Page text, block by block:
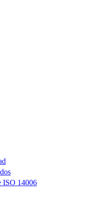
ISO 14006